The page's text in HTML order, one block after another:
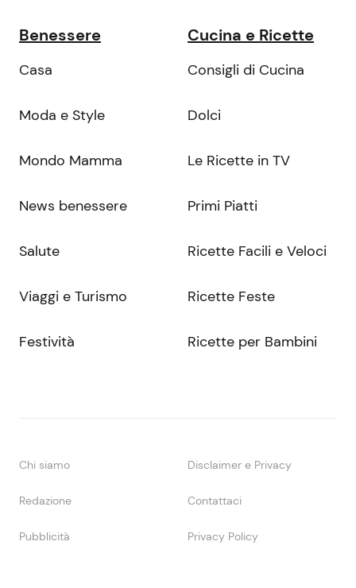
Benessere
Casa
Moda e Style
Mondo Mamma
News benessere
Salute
Viaggi e Turismo
Festività
Cucina e Ricette
Consigli di Cucina
Dolci
Le Ricette in TV
Primi Piatti
Ricette Facili e Veloci
Ricette Feste
Ricette per Bambini
Chi siamo Disclaimer e Privacy
Redazione Contattaci
Pubblicità Privacy Policy